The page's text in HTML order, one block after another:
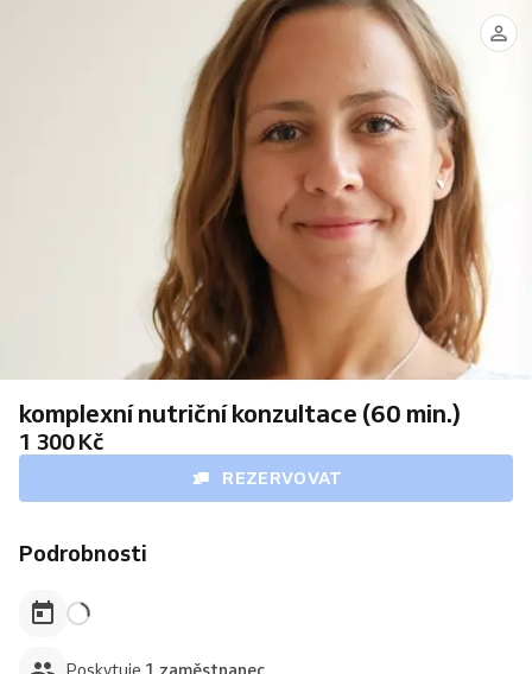
komplexní nutriční konzultace (60 min.)
1 300 Kč
REZERVOVAT
Podrobnosti